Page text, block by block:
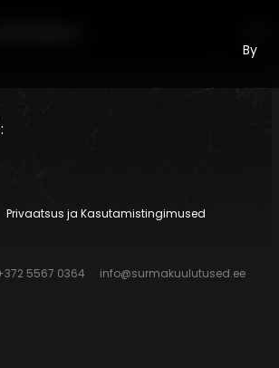
By
Privaatsus ja Kasutamistingimused
5567 0364 info@surmakuulutused.ee